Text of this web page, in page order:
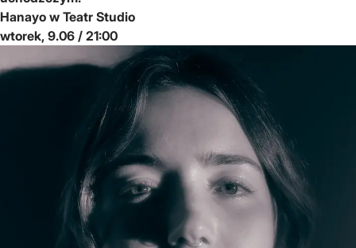
Hanayo w Teatr Studio
wtorek, 9.06 / 21:00